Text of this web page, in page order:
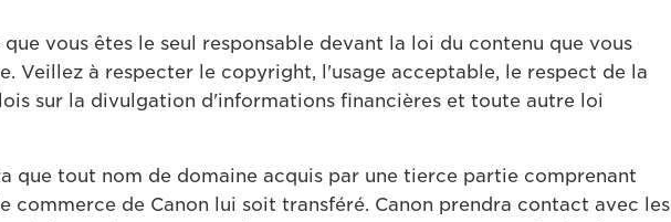
que vous êtes le seul responsable devant la loi du contenu que vous
Veillez à respecter le copyright, l'usage acceptable, le respect de la
sur la divulgation d'informations financières et toute autre loi
que tout nom de domaine acquis par une tierce partie comprenant
commerce de Canon lui soit transféré. Canon prendra contact avec les